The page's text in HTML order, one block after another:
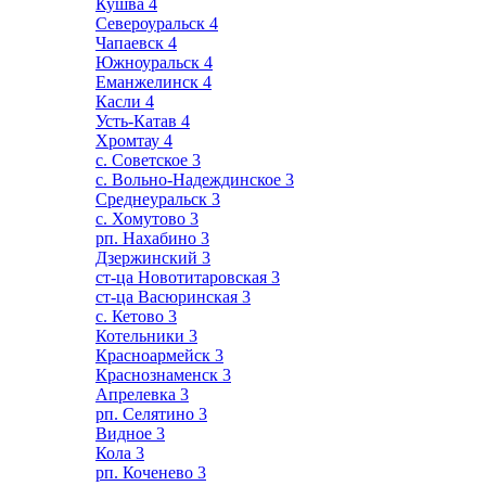
Кушва 4
Североуральск 4
Чапаевск 4
Южноуральск 4
Еманжелинск 4
Касли 4
Усть-Катав 4
Хромтау 4
с. Советское 3
с. Вольно-Надеждинское 3
Среднеуральск 3
с. Хомутово 3
рп. Нахабино 3
Дзержинский 3
ст-ца Новотитаровская 3
ст-ца Васюринская 3
с. Кетово 3
Котельники 3
Красноармейск 3
Краснознаменск 3
Апрелевка 3
рп. Селятино 3
Видное 3
Кола 3
рп. Коченево 3